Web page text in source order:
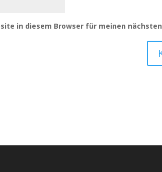
in diesem Browser für meinen